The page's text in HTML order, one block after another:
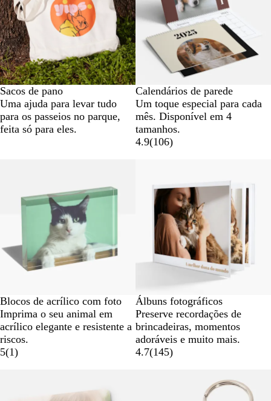
Sacos de pano
Uma ajuda para levar tudo
para os passeios no parque,
feita só para eles.
Calendários de parede
Um toque especial para cada
mês. Disponível em 4
tamanhos.
4.9(106)
Blocos de acrílico com foto
Imprima o seu animal em
acrílico elegante e resistente a
riscos.
5(1)
Álbuns fotográficos
Preserve recordações de
brincadeiras, momentos
adoráveis e muito mais.
4.7(145)